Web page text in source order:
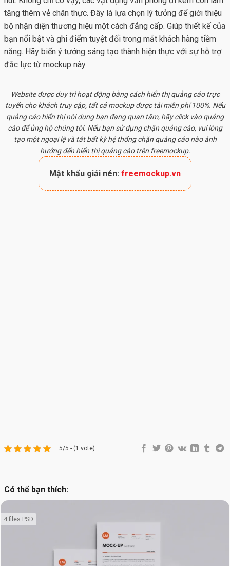
tăng thêm vẻ chân thực. Đây là lựa chọn lý tưởng để giới thiệu
bộ nhận diện thương hiệu một cách đẳng cấp. Giúp thiết kế của
bạn nổi bật và ghi điểm tuyệt đối trong mắt khách hàng tiềm
năng. Hãy biến ý tưởng sáng tạo thành hiện thực với sự hỗ trợ
đắc lực từ mockup này.
Website được duy trì hoạt động bằng cách hiển thị quảng cáo trực
tuyến cho khách truy cập, tất cả mockupđược tải miễn phí 100%. Nếu
quảng cáo hiển thị nội dung bạn đang quan tâm, hãy click vào quảng
cáo để ủng hộ chúng tôi. Nếu bạn sử dụng chặn quảng cáo, vui lòng
tạo một ngoại lệ và tắt bất kỳ hệ thống chặn quảng cáo nào ảnh
hưởng đến hiển thị quảng cáo trên freemockup.
Mật khẩu giải nén: freemockup.vn
5/5 - (1 vote)
Có thể bạn thích:
4 files PSD